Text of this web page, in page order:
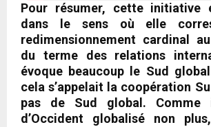
Pour résumer, cette initiative
dans le sens où elle
redimensionnement cardinal
du terme des relations
évoque beaucoup le Sud
cela s’appelait la coopération
pas de Sud global. Comme
d’Occident globalisé non